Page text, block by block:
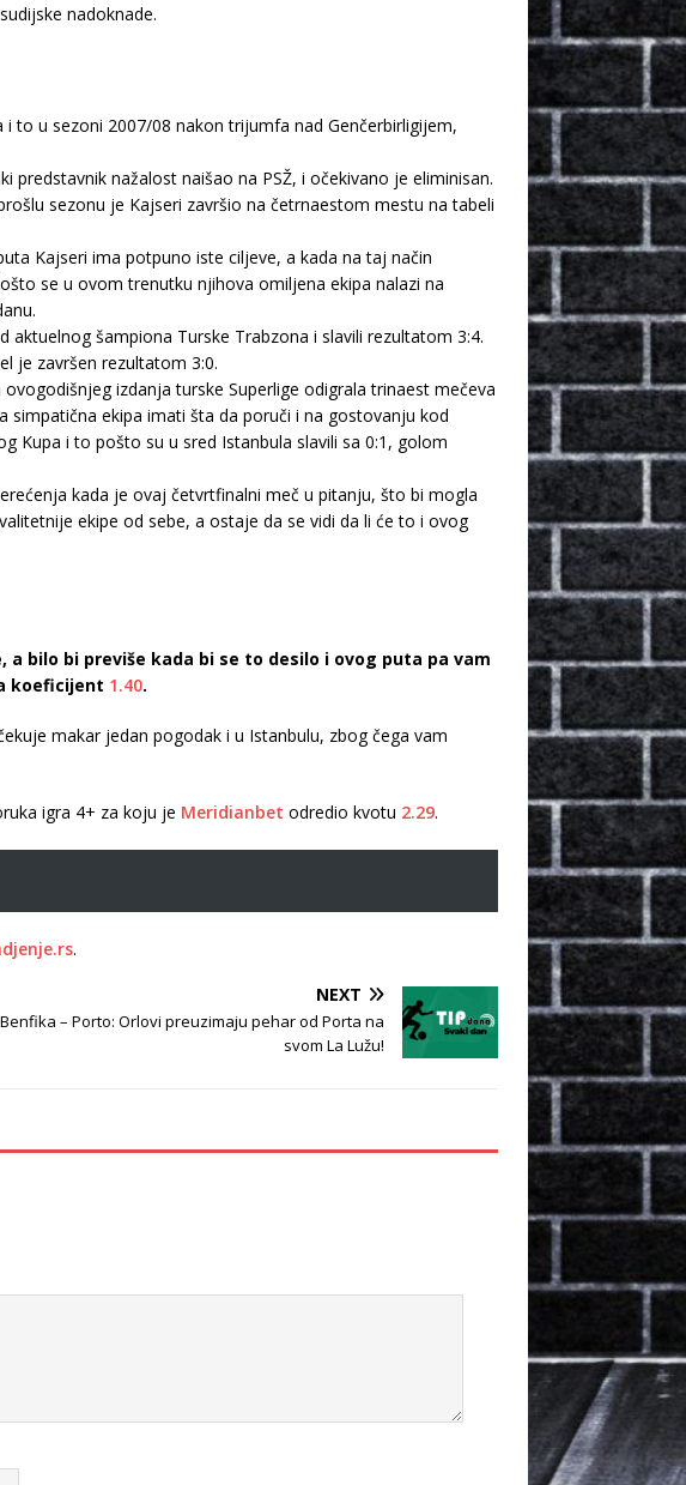
nadoknade.
to u sezoni 2007/08 nakon trijumfa nad Genčerbirligijem,
nažalost naišao na PSŽ, i očekivano je eliminisan.
sezonu je Kajseri završio na četrnaestom mestu na tabeli
Kajseri ima potpuno iste ciljeve, a kada na taj način
se u ovom trenutku njihova omiljena ekipa nalazi na
šampiona Turske Trabzona i slavili rezultatom 3:4.
je završen rezultatom 3:0.
izdanja turske Superlige odigrala trinaest mečeva
ekipa imati šta da poruči i na gostovanju kod
Kupa i to pošto su u sred Istanbula slavili sa 0:1, golom
kada je ovaj četvrtfinalni meč u pitanju, što bi mogla
ekipe od sebe, a ostaje da se vidi da li će to i ovog
a bilo bi previše kada bi se to desilo i ovog puta pa vam
koeficijent 1.40.
makar jedan pogodak i u Istanbulu, zbog čega vam
igra 4+ za koju je Meridianbet odredio kvotu 2.29.
.
NEXT
– Porto: Orlovi preuzimaju pehar od Porta na
svom La Lužu!